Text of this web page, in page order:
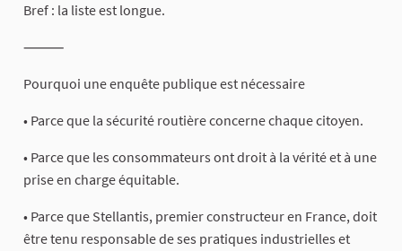
Bref : la liste est longue.
⸻
Pourquoi une enquête publique est nécessaire
• Parce que la sécurité routière concerne chaque citoyen.
• Parce que les consommateurs ont droit à la vérité et à une
prise en charge équitable.
• Parce que Stellantis, premier constructeur en France, doit
être tenu responsable de ses pratiques industrielles et